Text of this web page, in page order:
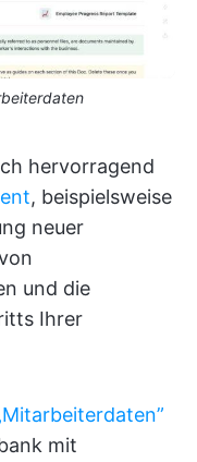
hervorragend
, beispielsweise
neuer
und die
Ihrer
mit